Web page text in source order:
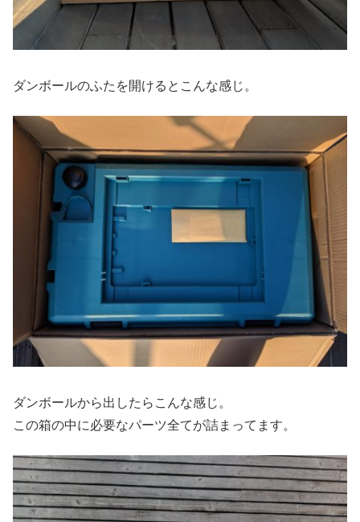
ダンボールのふたを開けるとこんな感じ。
ダンボールから出したらこんな感じ。
この箱の中に必要なパーツ全てが詰まってます。